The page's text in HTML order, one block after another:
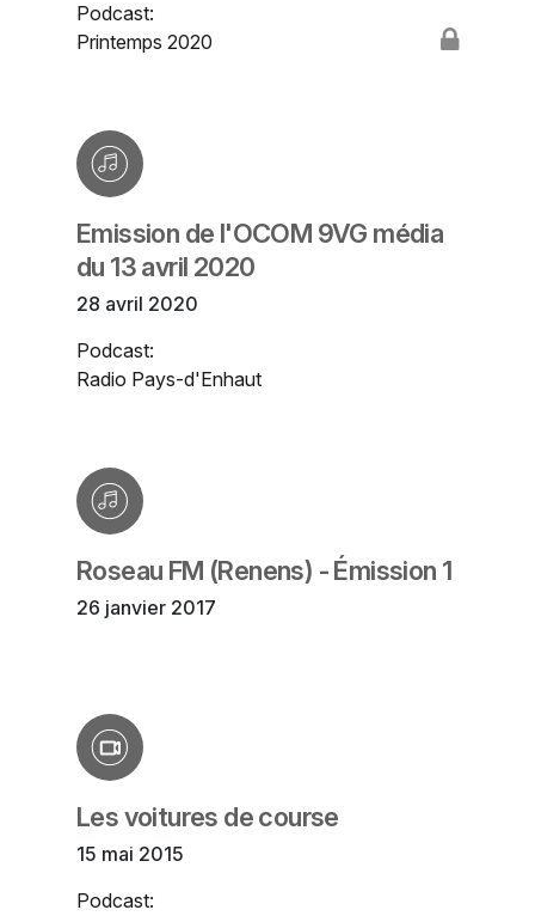
Podcast:
Printemps 2020
Emission de l'OCOM 9VG média
du 13 avril 2020
28 avril 2020
Podcast:
Radio Pays-d'Enhaut
Roseau FM (Renens) - Émission 1
26 janvier 2017
Les voitures de course
15 mai 2015
Podcast: